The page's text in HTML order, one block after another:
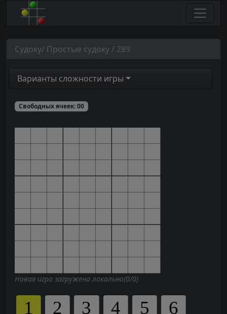
Судоку/ Простые судоку / 289
Варианты сложности игры
Свободных ячеек:00
Новая игра загружена локально(0/0)